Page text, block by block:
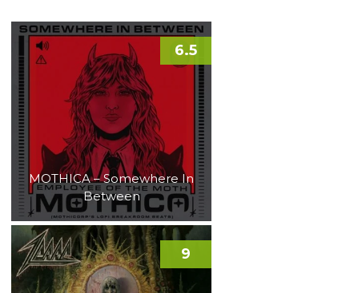
MOTHICA – Somewhere In
Between
6.5
9